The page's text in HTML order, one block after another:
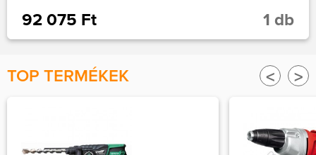
92 075 Ft 1 db
< >
TOP TERMÉKEK